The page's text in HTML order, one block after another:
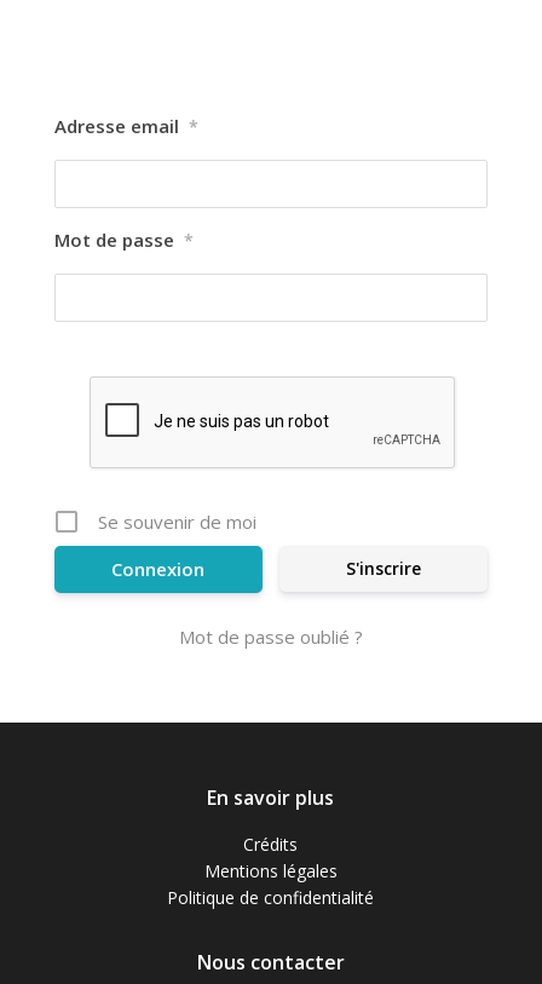
Adresse email *
Mot de passe *
Se souvenir de moi
S'inscrire
Mot de passe oublié ?
En savoir plus
Crédits
Mentions légales
Politique de confidentialité
Nous contacter